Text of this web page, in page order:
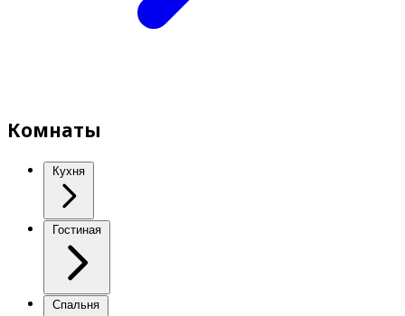
Комнаты
Кухня
Гостиная
Спальня